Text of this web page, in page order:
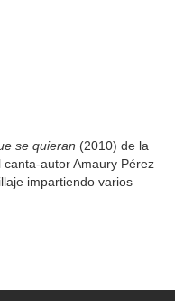
se quieran (2010) de la
autor Amaury Pérez
impartiendo varios